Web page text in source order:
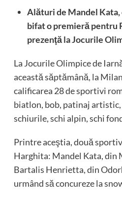
Alături de Mandel Kata,
bifat o premieră pentru
prezenţă la Jocurile
La Jocurile Olimpice de
această săptămână, la
calificarea 28 de sportivi
biatlon, bob, patinaj
schiurile, schi alpin, schi
Printre aceştia, două
Harghita: Mandel Kata, din
Bartalis Henrietta, din
urmând să concureze la